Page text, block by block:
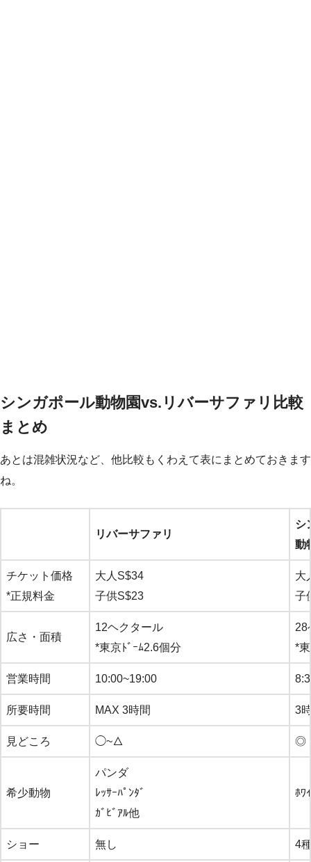
シンガポール動物園vs.リバーサファリ比較
まとめ
あとは混雑状況など、他比較もくわえて表にまとめておきます
ね。
リバーサファリ
シ
動
チケット価格
*正規料金
大人S$34
子供S$23
大
子
広さ・面積
12ヘクタール
*東京ﾄﾞｰﾑ2.6個分
28
*
営業時間 10:00~19:00
所要時間 MAX 3時間 3
見どころ ◯~△ ◎
希少動物
パンダ
ﾚｯｻｰﾊﾟﾝﾀﾞ
ｶﾞﾋﾞｱﾙ他
ﾎﾜ
ショー 無し 4